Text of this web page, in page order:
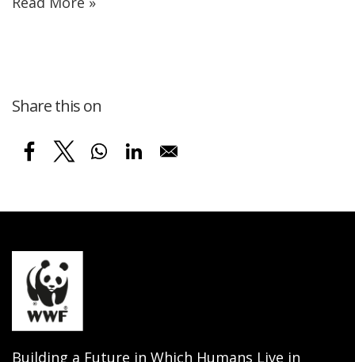
Share this on
Building a Future in Which Humans Live in